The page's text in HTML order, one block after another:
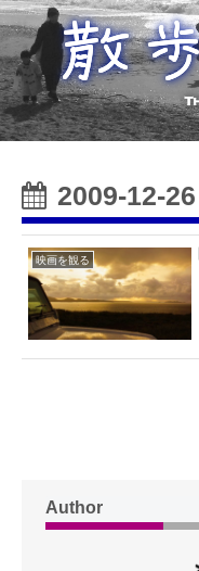
2009-12-26
映画を観る
Author